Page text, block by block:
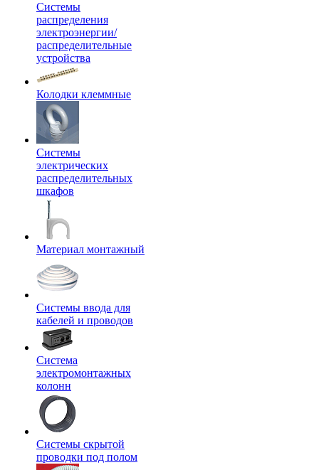
Системы
распределения
электроэнергии/
распределительные
устройства
Колодки клеммные
Системы
электрических
распределительных
шкафов
Материал монтажный
Системы ввода для
кабелей и проводов
Система
электромонтажных
колонн
Системы скрытой
проводки под полом